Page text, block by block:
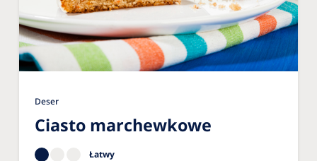
Deser
Ciasto marchewkowe
Łatwy